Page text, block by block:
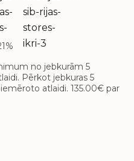
no jebkurām 5
Pērkot jebkuras 5
atlaidi. 135.00€ par